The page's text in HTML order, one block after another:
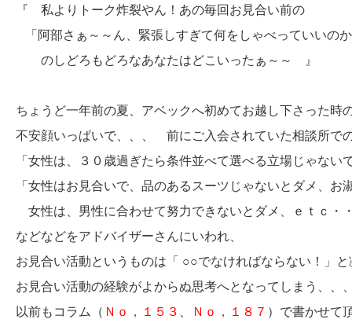
『 私よりトーク炸裂やん！あの毎回お見合い前の
「阿部さぁ～～ん、緊張しすぎて何をしゃべっていいの
のしどろもどろなあなたはどこいったぁ～～ 』
ちょうど一年前の夏、アベックへ初めてお越し下さった時
不安顔いっぱいで、、、 前にご入会されていた相談所で
「女性は、３０歳過ぎたら条件並べて選べる立場じゃない
「女性はお見合いで、品のあるスーツじゃないとダメ、
女性は、男性に合わせて努力できないとダメ、ｅｔｃ・
などなどをアドバイザーさんにいわれ、
お見合い活動というものは「 ○○でなければならない！」
お見合い活動の経験がよからぬ思考へとなってしまう、、
以前もコラム（ Ｎｏ，１５３ Ｎｏ，１８７ ）で書かせて